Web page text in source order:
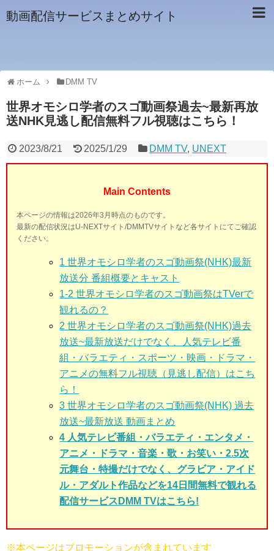
動画配信サービスまとめサイト
ホーム DMM TV
世界オモシロ学者のスゴ動画祭過去~最新再放
送NHK見逃し配信無料フル視聴はこちら！
2023/8/21 2025/1/29 DMM TV, UNEXT
Main Contents
本ページの情報は2026年3月時点のものです。
最新の配信状況はU-NEXTサイト/DMMTVサイトなど各サイトにてご確認
ください。
1 世界オモシロ学者のスゴ動画祭(NHK)最新
放送分 番組概要とキャスト
1-2 世界オモシロ学者のスゴ動画祭はTVerで
観れるの？
2 世界オモシロ学者のスゴ動画祭(NHK)過去
放送~最新放送だけでなく、人気テレビ番
組・バラエティ・スポーツ・映画・ドラマ・
アニメの無料フル視聴（見逃し配信）はこち
ら！
3 世界オモシロ学者のスゴ動画祭(NHK) 過去
放送~最新放送 動画まとめ
4 人気テレビ番組・バラエティ・エンタメ・
アニメ・ドラマ・音楽・歌・お笑い・2.5次
元舞台・特撮だけでなく、グラビア・アイド
ル・アダルト作品などを14日間無料で観れる
配信サービスDMM TVはこちら!
※本ページはプロモーションが含まれています